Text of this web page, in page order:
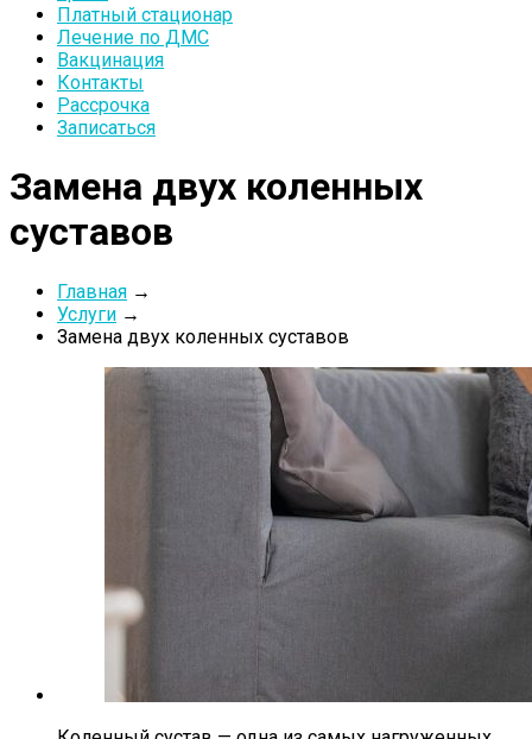
Платный стационар
Лечение по ДМС
Вакцинация
Контакты
Рассрочка
Записаться
Замена двух коленных
суставов
Главная →
Услуги →
Замена двух коленных суставов